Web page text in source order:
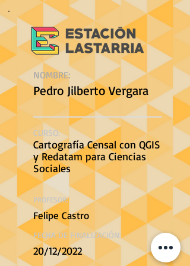
NOMBRE:
Pedro Jilberto Vergara
CURSO:
Cartografía Censal con QGIS
y Redatam para Ciencias
Sociales
PROFESOR:
Felipe Castro
FECHA DE FINALIZACIÓN:
20/12/2022